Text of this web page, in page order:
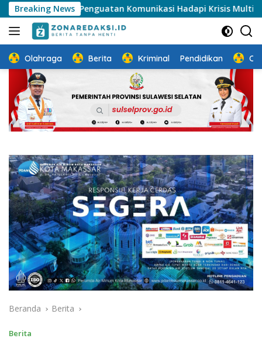
Langsung
ke
konten
Breaking News
Penguatan Komunikasi Hadapi Krisis Multidimensi
Olahraga Berita Kriminal Pendidikan
Beranda Berita
Berita